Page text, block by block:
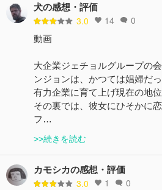
犬の感想・評価
3.0 14 0
動画
大企業ジェチョルグループの
ンジョンは、かつては娼婦だ
有力企業に育て上げ現在の地
その裏では、彼女にひそかに
フ…
>>続きを読む
カモシカの感想・評価
3.0 1 0